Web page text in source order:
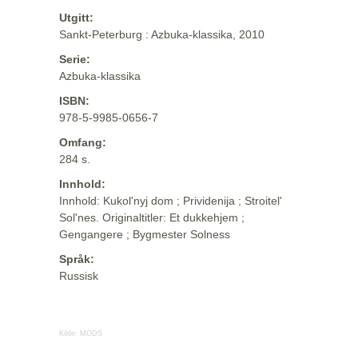
Utgitt:
Sankt-Peterburg : Azbuka-klassika, 2010
Serie:
Azbuka-klassika
ISBN:
978-5-9985-0656-7
Omfang:
284 s.
Innhold:
Innhold: Kukol'nyj dom ; Prividenija ; Stroitel'
Sol'nes. Originaltitler: Et dukkehjem ;
Gengangere ; Bygmester Solness
Språk:
Russisk
Kilde: MODS